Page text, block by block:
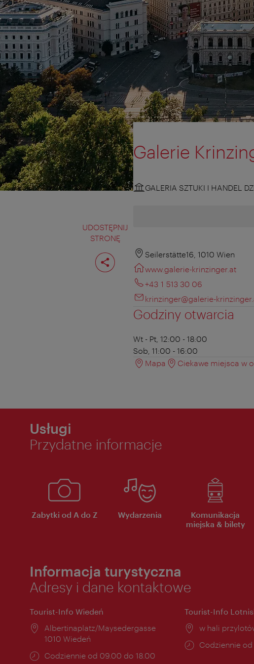
UDOSTĘPNIJ
STRONĘ
Podziel
stronę
Galerie
GALERIA SZTUKI I HANDEL
Seilerstätte16, 1010 Wien
www.galerie-krinzinger.at
+43 1 513 30 06
krinzinger@galerie-
Godziny otwarcia
Wt - Pt, 12:00 - 18:00
Sob, 11:00 - 16:00
Mapa
Ciekawe miejsca w
Usługi
Przydatne informacje
Zabytki od A do Z Wydarzenia
Komunikacja
miejska & bilety
Informacja turystyczna
Adresy i dane kontaktowe
Tourist-Info Wiedeń
Miejsce:
Albertinaplatz/Maysedergasse
1010 Wiedeń
Godziny
Codziennie od 09.00 do 18.00
Tourist-Info
Miejsce:
w hali
Godziny
Codziennie